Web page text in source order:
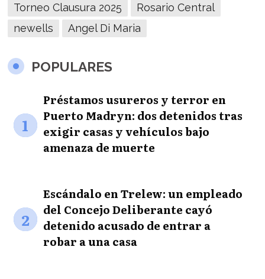
Torneo Clausura 2025
Rosario Central
newells
Angel Di Maria
POPULARES
1
Préstamos usureros y terror en
Puerto Madryn: dos detenidos tras
exigir casas y vehículos bajo
amenaza de muerte
2
Escándalo en Trelew: un empleado
del Concejo Deliberante cayó
detenido acusado de entrar a
robar a una casa